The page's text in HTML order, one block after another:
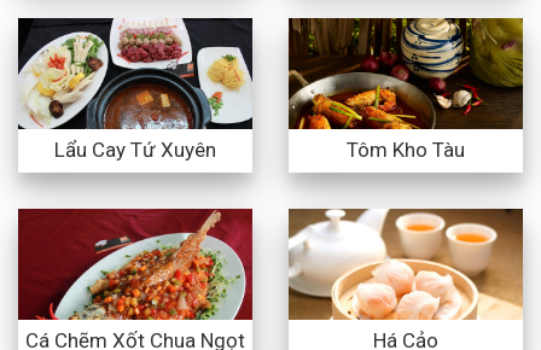
Lẩu Cay Tứ Xuyên Tôm Kho Tàu
Cá Chẽm Xốt Chua Ngọt Há Cảo